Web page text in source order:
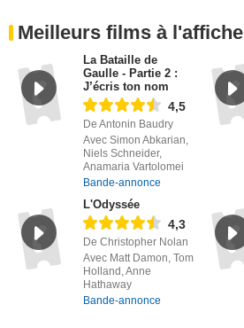
Meilleurs films à l'affiche
La Bataille de
Gaulle - Partie 2 :
J’écris ton nom
4,5
De Antonin Baudry
Avec Simon Abkarian,
Niels Schneider,
Anamaria Vartolomei
Bande-annonce
L'Odyssée
4,3
De Christopher Nolan
Avec Matt Damon, Tom
Holland, Anne
Hathaway
Bande-annonce